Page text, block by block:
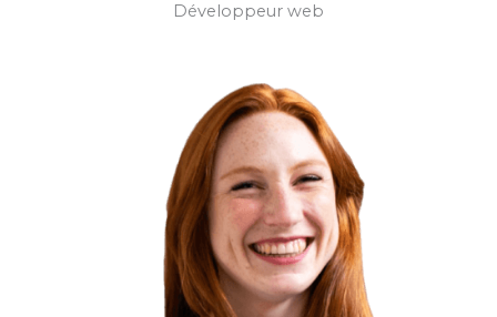
Développeur web